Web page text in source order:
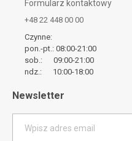
Formularz kontaktowy
+48 22 448 00 00
Czynne:
pon.-pt.: 08:00-21:00
sob.: 09:00-21:00
ndz.: 10:00-18:00
Newsletter
Wpisz adres email